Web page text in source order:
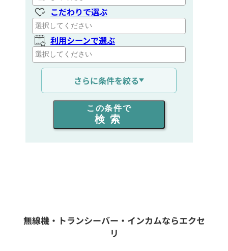
こだわりで選ぶ
利用シーンで選ぶ
通信距離を選ぶ
出力を選ぶ
同時通話人数を選ぶ
フリーワード入力(製品名等)
さらに条件を絞る
この条件で
検索
無線機・トランシーバー・インカムならエクセ
リ